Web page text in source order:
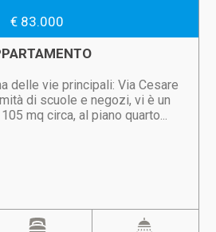
€ 83.000
delle vie principali: Via Cesare
di scuole e negozi, vi è un
mq circa, al piano quarto...